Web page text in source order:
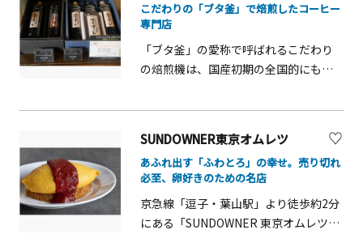
ています。喫茶店としては、豊富なド
リンクメニューに合わせて、トースト
やホットサンドなどの軽食や人気のキ
ーマカレー、ナポリタンなどがありま
ークラフトといった「ちょっと楽しい
の途中に訪れてみてはいかがですか。
こだわりの「ブタ釜」で焙煎したコーヒー
専門店
「ブタ釜」の愛称で呼ばれるこだわり
の焙煎機は、国産初期の全国的にも珍
ー豆にもこだわりを持ち、世界中から
ています。ざまみず（座間の地下水）
を使用した「ザマオーレ」は座間市の
推奨品にも登録され、ザマオーレを使
用した「アイスキャンディー」や近年
ブームのデカフェのコーヒーバッグな
SUNDOWNER東京オムレツ
あふれ出す「ふわとろ」の幸せ。売り切れ
必至、卵好きのための名店
京急線「逗子・葉山駅」より徒歩約2分
にある「SUNDOWNER 東京オムレツ」